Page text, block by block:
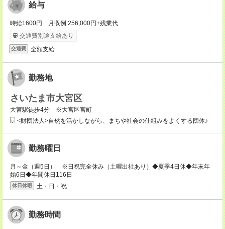
給与
時給1600円 月収例 256,000円+残業代
交通費別途支給あり
交通費 全額支給
勤務地
さいたま市大宮区
大宮駅徒歩4分 ※大宮区宮町
<財団法人>自然を活かしながら、まちや社会の仕組みをよくする団体♪
勤務曜日
月～金（週5日） ※日祝完全休み（土曜出社あり）◆夏季4日休◆年末年
始6日◆年間休日116日
休日休暇 土・日・祝
勤務時間